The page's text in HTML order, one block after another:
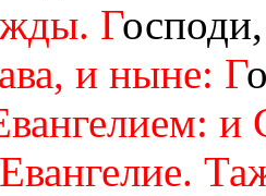
Г
и ныне: Г
и